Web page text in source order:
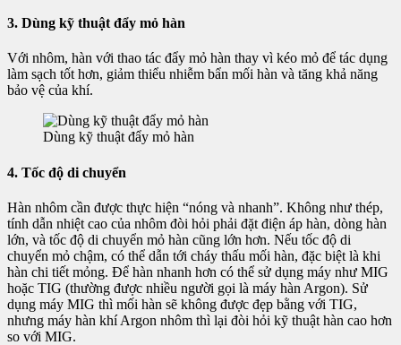
3. Dùng kỹ thuật đẩy mỏ hàn
Với nhôm, hàn với thao tác đẩy mỏ hàn thay vì kéo mỏ để tác dụng
làm sạch tốt hơn, giảm thiểu nhiễm bẩn mối hàn và tăng khả năng
bảo vệ của khí.
Dùng kỹ thuật đẩy mỏ hàn
4. Tốc độ di chuyển
Hàn nhôm cần được thực hiện “nóng và nhanh”. Không như thép,
tính dẫn nhiệt cao của nhôm đòi hỏi phải đặt điện áp hàn, dòng hàn
lớn, và tốc độ di chuyển mỏ hàn cũng lớn hơn. Nếu tốc độ di
chuyển mỏ chậm, có thể dẫn tới cháy thấu mối hàn, đặc biệt là khi
hàn chi tiết mỏng. Để hàn nhanh hơn có thể sử dụng máy như MIG
hoặc TIG (thường được nhiều người gọi là máy hàn Argon). Sử
dụng máy MIG thì mối hàn sẽ không được đẹp bằng với TIG,
nhưng máy hàn khí Argon nhôm thì lại đòi hỏi kỹ thuật hàn cao hơn
so với MIG.